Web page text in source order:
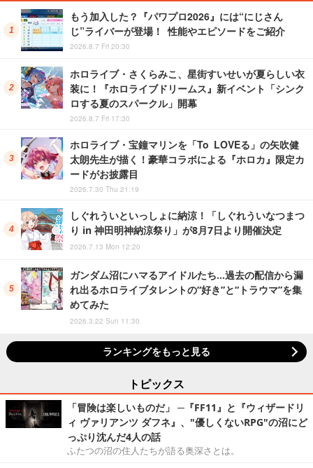
もう加入した？『パワプロ2026』には“にじさん
じ”ライバーが登場！ 性能やエピソードをご紹介
2026.8.7 Fri 20:30
ホロライブ・さくらみこ、星街すいせいが夏らしい衣
装に！『ホロライブドリームス』新イベント「シンク
ロする夏のスパークル」開幕
2026.8.7 Fri 17:30
ホロライブ・宝鐘マリンを「To LOVEる」の矢吹健
太朗先生が描く！豪華コラボによる『ホロカ』限定カ
ードがお披露目
2026.7.30 Thu 21:19
しぐれういといっしょに納涼！「しぐれういなつまつ
り in 神田明神納涼祭り」が8月7日より開催決定
2026.7.13 Mon 12:20
ガンダム沼にハマるアイドルたち…過去の配信から漏
れ出るホロライブタレントの“好き”と“トラウマ”を集
めてみた
2026.3.22 Sun 11:30
ランキングをもっと見る
トピックス
「冒険は楽しいものだ」 ─『FF11』と『ウィザードリ
ィ ヴァリアンツ ダフネ』、"優しくないRPG"の沼にど
っぷり沈んだ4人の話
ふたつの沼の住人たちが語る奥深さとは。